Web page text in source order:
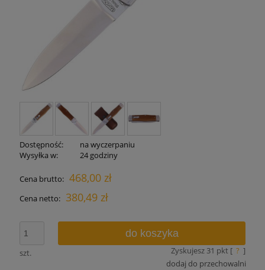
Dostępność:
na wyczerpaniu
Wysyłka w:
24 godziny
Cena brutto: 468,00 zł
Cena netto: 380,49 zł
szt.
do koszyka
Zyskujesz 31 pkt [ ? ]
dodaj do przechowalni